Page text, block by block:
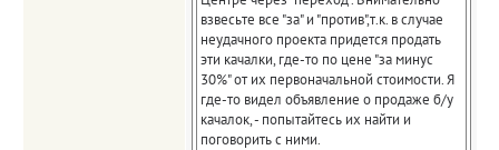
взвесьте все "за" и "против",т.к. в случае
неудачного проекта придется продать
эти качалки, где-то по цене "за минус
30%" от их первоначальной стоимости. Я
где-то видел объявление о продаже б/у
качалок, - попытайтесь их найти и
поговорить с ними.